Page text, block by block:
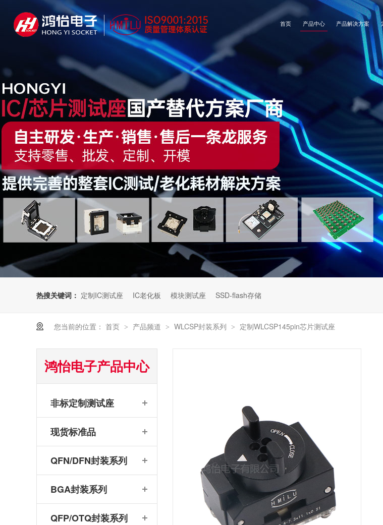
首页 产品中心 产品解决方案
热搜关键词： 定制IC测试座 IC老化板 模块测试座 SSD-flash存储
您当前的位置： 首页 > 产品频道 > WLCSP封装系列 > 定制WLCSP145pin芯片测试座
鸿怡电子产品中心
非标定制测试座
现货标准品
QFN/DFN封装系列
BGA封装系列
QFP/OTQ封装系列